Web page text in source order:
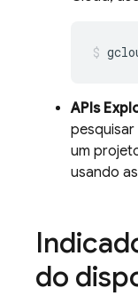
APIs
um
usando as
do